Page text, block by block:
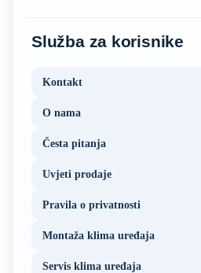
Služba za korisnike
Kontakt
O nama
Česta pitanja
Uvjeti prodaje
Pravila o privatnosti
Montaža klima uređaja
Servis klima uređaja